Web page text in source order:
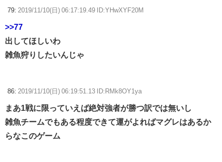
79: 2019/11/10(日) 06:17:19.49 ID:YHwXYF20M
>>77
出してほしいわ
雑魚狩りしたいんじゃ
86: 2019/11/10(日) 06:19:51.13 ID:RMk8OY1ya
まあ1戦に限っていえば絶対強者が勝つ訳では無いし
雑魚チームでもある程度できて運がよればマグレはあるか
らなこのゲーム